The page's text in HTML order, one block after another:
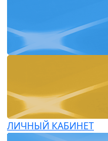
ЛИЧНЫЙ КАБИНЕТ